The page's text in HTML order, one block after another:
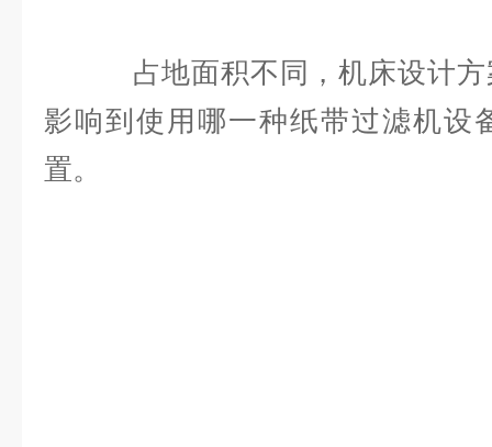
占地面积不同，机床设计方
影响到使用哪一种纸带过滤机设
置。